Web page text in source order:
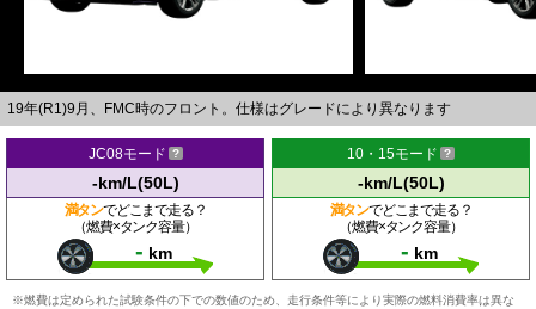
19年(R1)9月、FMC時のフロント。仕様はグレードにより異なります
JC08モード
-km/L(50L)
満タンでどこまで走る？
（燃費×タンク容量）
- km
10・15モード
-km/L(50L)
満タンでどこまで走る？
（燃費×タンク容量）
- km
※燃費は定められた試験条件の下での数値のため、走行条件等により実際の燃料消費率は異な